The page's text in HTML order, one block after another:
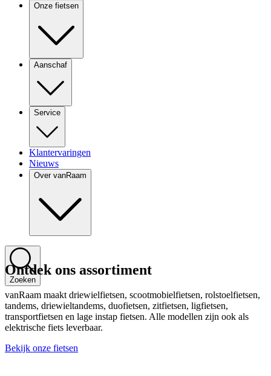
Onze fietsen
Aanschaf
Service
Klantervaringen
Nieuws
Over vanRaam
Zoeken
Ontdek ons assortiment
vanRaam maakt driewielfietsen, scootmobielfietsen, rolstoelfietsen,
tandems, driewieltandems, duofietsen, zitfietsen, ligfietsen,
transportfietsen en lage instap fietsen. Alle modellen zijn ook als
elektrische fiets leverbaar.
Bekijk onze fietsen